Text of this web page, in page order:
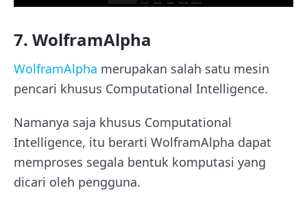
7. WolframAlpha
WolframAlpha merupakan salah satu mesin
pencari khusus Computational Intelligence.
Namanya saja khusus Computational
Intelligence, itu berarti WolframAlpha dapat
memproses segala bentuk komputasi yang
dicari oleh pengguna.